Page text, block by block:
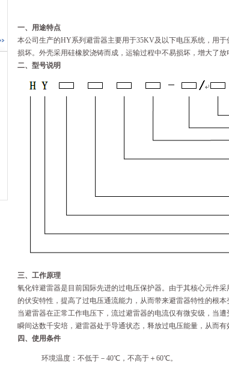
一、用途特点
本公司生产的HY系列避雷器主要用于35KV及以下电压系统，用
损坏。外壳采用硅橡胶浇铸而成，运输过程中不易损坏，增大了放
二、型号说明
三、工作原理
氧化锌避雷器是目前国际先进的过电压保护器。由于其核心元件
的伏安特性，提高了过电压通流能力，从而带来避雷器特性的根本
当避雷器在正常工作电压下，流过避雷器的电流仅有微安级，当
瞬间达数千安培，避雷器处于导通状态，释放过电压能量，从而有
四、使用条件
环境温度：不低于－40℃，不高于＋60℃。